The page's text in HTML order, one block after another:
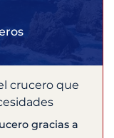
crucero que
gracias a